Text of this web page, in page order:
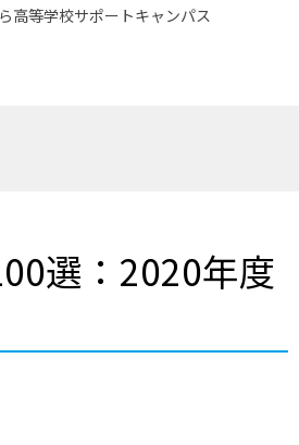
高等学校サポートキャンパス
選：2020年度